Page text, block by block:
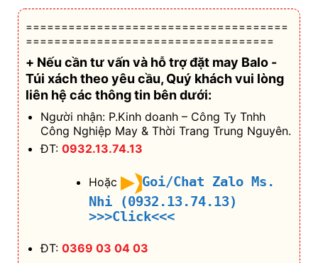
=====================================
===================================
+ Nếu cần tư vấn và hỗ trợđặt may Balo -
Túi xách theo yêu cầu, Quý khách vui lòng
liên hệ các thông tin bên dưới:
Người nhận: P.Kinh doanh – Công Ty Tnhh
Công Nghiệp May & Thời Trang Trung Nguyên.
ĐT: 0932.13.74.13
Hoặc
Goi/Chat Zalo Ms.
Nhi (0932.13.74.13)
>>>Click<<<
ĐT: 0369 03 04 03